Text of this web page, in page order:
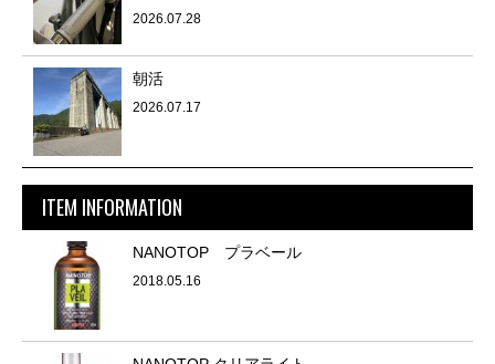
2026.07.28
朝活
2026.07.17
ITEM INFORMATION
NANOTOP プラベール
2018.05.16